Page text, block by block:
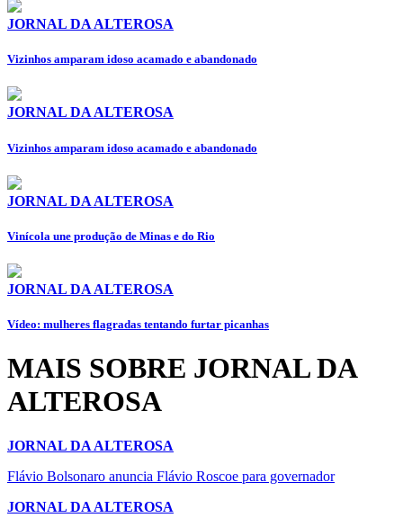
JORNAL DA ALTEROSA
Vizinhos amparam idoso acamado e abandonado
JORNAL DA ALTEROSA
Vizinhos amparam idoso acamado e abandonado
JORNAL DA ALTEROSA
Vinícola une produção de Minas e do Rio
JORNAL DA ALTEROSA
Vídeo: mulheres flagradas tentando furtar picanhas
MAIS SOBRE JORNAL DA
ALTEROSA
JORNAL DA ALTEROSA
Flávio Bolsonaro anuncia Flávio Roscoe para governador
JORNAL DA ALTEROSA